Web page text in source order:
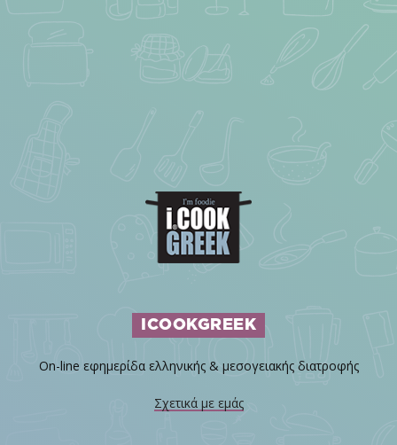
ICOOKGREEK
On-line εφημερίδα ελληνικής & μεσογειακής διατροφής
Σχετικά με εμάς